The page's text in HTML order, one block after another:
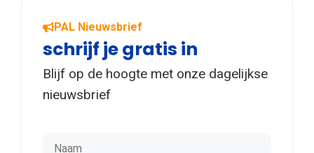
PAL Nieuwsbrief
schrijf je gratis in
Blijf op de hoogte met onze dagelijkse
nieuwsbrief